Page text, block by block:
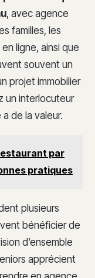
, avec agence
familles, les
ligne, ainsi que
souvent un
projet immobilier
un interlocuteur
de la valeur.
par
pratiques
plusieurs
bénéficier de
d’ensemble
apprécient